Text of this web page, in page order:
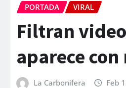
PORTADA VIRAL
Filtran
aparece
La Carbonifera Feb